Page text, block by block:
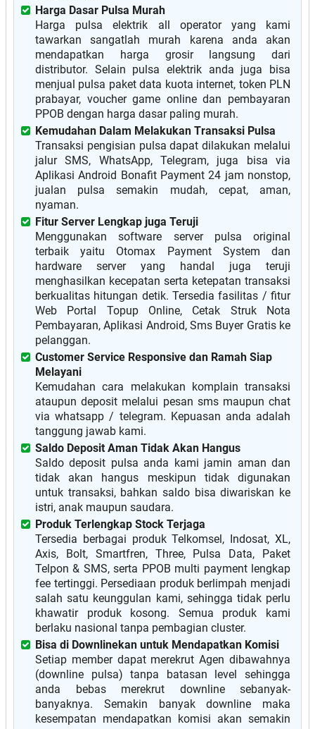
Harga Dasar Pulsa Murah
Harga pulsa elektrik all operator yang kami
tawarkan sangatlah murah karena anda akan
mendapatkan harga grosir langsung dari
distributor. Selain pulsa elektrik anda juga bisa
menjual pulsa paket data kuota internet, token PLN
prabayar, voucher game online dan pembayaran
PPOB dengan harga dasar paling murah.
Kemudahan Dalam Melakukan Transaksi Pulsa
Transaksi pengisian pulsa dapat dilakukan melalui
jalur SMS, WhatsApp, Telegram, juga bisa via
Aplikasi Android Bonafit Payment 24 jam nonstop,
jualan pulsa semakin mudah, cepat, aman,
nyaman.
Fitur Server Lengkap juga Teruji
Menggunakan software server pulsa original
terbaik yaitu Otomax Payment System dan
hardware server yang handal juga teruji
menghasilkan kecepatan serta ketepatan transaksi
berkualitas hitungan detik. Tersedia fasilitas / fitur
Web Portal Topup Online, Cetak Struk Nota
Pembayaran, Aplikasi Android, Sms Buyer Gratis ke
pelanggan.
Customer Service Responsive dan Ramah Siap
Melayani
Kemudahan cara melakukan komplain transaksi
ataupun deposit melalui pesan sms maupun chat
via whatsapp / telegram. Kepuasan anda adalah
tanggung jawab kami.
Saldo Deposit Aman Tidak Akan Hangus
Saldo deposit pulsa anda kami jamin aman dan
tidak akan hangus meskipun tidak digunakan
untuk transaksi, bahkan saldo bisa diwariskan ke
istri, anak maupun saudara.
Produk Terlengkap Stock Terjaga
Tersedia berbagai produk Telkomsel, Indosat, XL,
Axis, Bolt, Smartfren, Three, Pulsa Data, Paket
Telpon & SMS, serta PPOB multi payment lengkap
fee tertinggi. Persediaan produk berlimpah menjadi
salah satu keunggulan kami, sehingga tidak perlu
khawatir produk kosong. Semua produk kami
berlaku nasional tanpa pembagian cluster.
Bisa di Downlinekan untuk Mendapatkan Komisi
Setiap member dapat merekrut Agen dibawahnya
(downline pulsa) tanpa batasan level sehingga
anda bebas merekrut downline sebanyak-
banyaknya. Semakin banyak downline maka
kesempatan mendapatkan komisi akan semakin